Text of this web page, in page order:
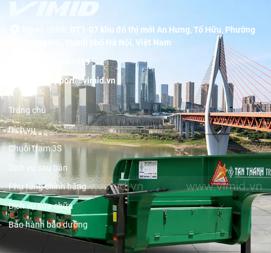
BT1-07 khu đô thị mới An Hưng, Tố Hữu, Phường
Dương Nội, thành phố Hà Nội, Việt Nam
19001089
support@vimid.vn
Trang chủ
Dịch vụ
Chuỗi trạm 3S
Dịch vụ sau bán
Phụ tùng chính hãng
Dịch vụ sửa chữa
Bảo hành bảo dưỡng